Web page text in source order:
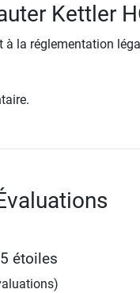
Kettler
à la réglementation
étoiles